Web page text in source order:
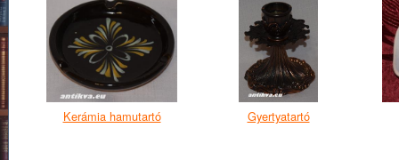
Kerámia hamutartó Gyertyatartó